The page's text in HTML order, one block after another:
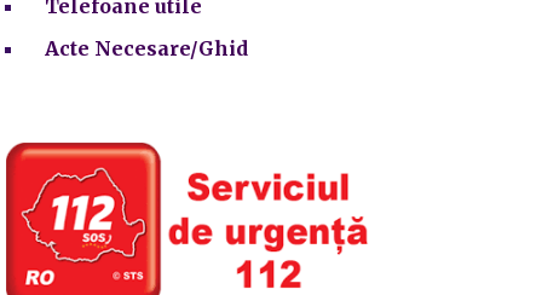
Telefoane utile
Acte Necesare/Ghid